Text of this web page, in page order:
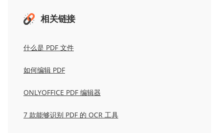
相关链接
什么是 PDF 文件
如何编辑 PDF
ONLYOFFICE PDF 编辑器
7 款能够识别 PDF 的 OCR 工具